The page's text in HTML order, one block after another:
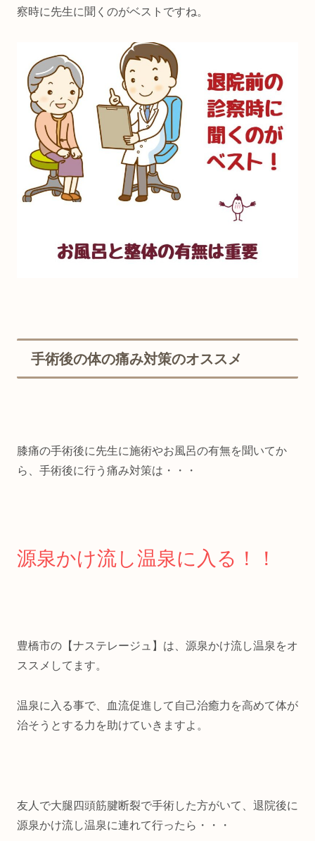
察時に先生に聞くのがベストですね。
手術後の体の痛み対策のオススメ
膝痛の手術後に先生に施術やお風呂の有無を聞いてか
ら、手術後に行う痛み対策は・・・
源泉かけ流し温泉に入る！！
豊橋市の【ナステレージュ】は、源泉かけ流し温泉をオ
ススメしてます。
温泉に入る事で、血流促進して自己治癒力を高めて体が
治そうとする力を助けていきますよ。
友人で大腿四頭筋腱断裂で手術した方がいて、退院後に
源泉かけ流し温泉に連れて行ったら・・・